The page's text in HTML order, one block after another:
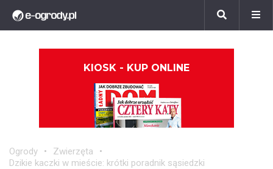
KIOSK - KUP ONLINE
Ogrody
Zwierzęta
Dzikie kaczki w mieście: krótki poradnik sąsiedzki